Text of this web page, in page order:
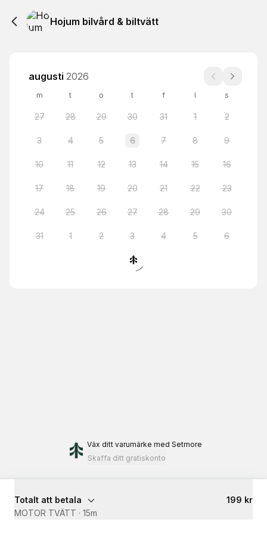
Hojum bilvård & biltvätt
augusti 2026
m t o t f l s
27 28 29 30 31 1 2
3 4 5 6 7 8 9
10 11 12 13 14 15 16
17 18 19 20 21 22 23
24 25 26 27 28 29 30
31 1 2 3 4 5 6
Väx ditt varumärke med Setmore
Skaffa ditt gratiskonto
Totalt att betala
199 kr
MOTOR TVÄTT · 15m